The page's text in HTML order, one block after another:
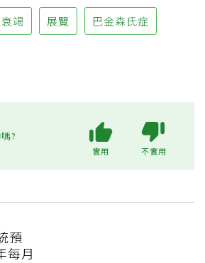
竭 展覽 巴金森氏症
?
實用 不實用
預
每月